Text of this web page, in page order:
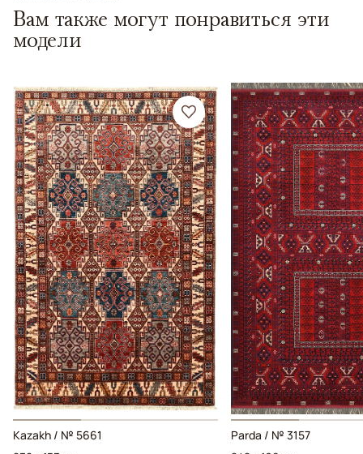
Вам также могут понравиться эти
модели
Kazakh / № 5661
Parda / № 3157